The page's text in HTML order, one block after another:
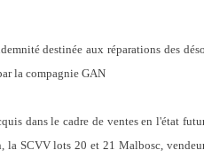
destinée aux réparations des
la compagnie GAN
dans le cadre de ventes en l'état
SCVV lots 20 et 21 Malbosc,